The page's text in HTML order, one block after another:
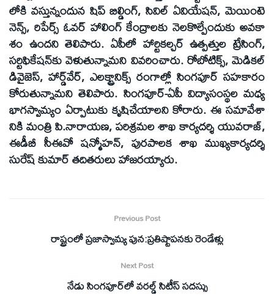
లోకి వస్తున్నందున షిప్ బిల్డింగ్, సివిల్ ఏవియేషన్, మెయింటె
నెన్స్, రిపేర్స్ ఓవర్ హాలింగ్ కేంద్రాలకు నెలకొల్పేందుకు అవకా
శం ఉందని తెలిపారు. ఏపీలో హార్టికల్చర్ ఉత్పత్తుల ట్రేసింగ్,
సర్టిఫికేషన్‌కు వెళుతున్నామని వివరించారు. రోబోటిక్స్, మెడికల్
డివైజెస్, హార్డ్‌వేర్, ఎలక్ట్రానిక్స్ రంగాల్లో సింగపూర్ సహకారం
కోరుతున్నామని తెలిపారు. సింగపూర్-ఏపీ విద్యాసంస్థల మధ్య
భాగస్వామ్యం ఏర్పాటుకు కృషిచేయాలని కోరారు. ఈ సమావేశా
నికి మంత్రి పి.నారాయణ, పరిశ్రమల శాఖ కార్యదర్శి యువరాజ్,
ఈడీబీ సీఈవో షన్మోహన్, పురపాలక శాఖ ముఖ్యకార్యదర్శి
సురేష్ కుమార్ తదితరులు హాజరయ్యారు.
Previous Post
రాష్ట్రంలో ప్రజాస్వామ్య పున:ప్రతిష్టాపనకు రెండేళ్లు
Next Post
నేడు సింగపూర్‌లో వరల్డ్ సిటీస్ సదస్సు